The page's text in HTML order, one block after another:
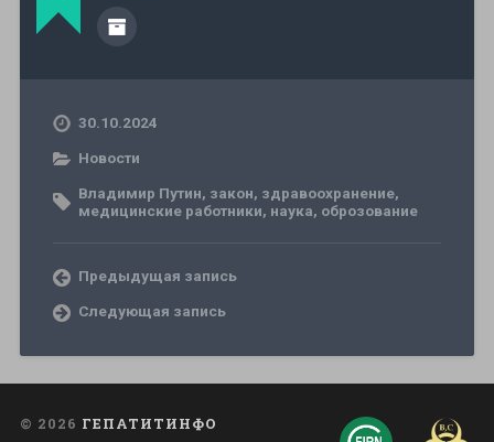
30.10.2024
Новости
Владимир Путин, закон, здравоохранение,
медицинские работники, наука, оброзование
Предыдущая запись
Следующая запись
© 2026 ГЕПАТИТИНФО